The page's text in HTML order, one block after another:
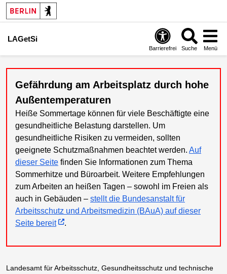
LAGetSi
Barrierefrei Suche Menü
Gefährdung am Arbeitsplatz durch hohe
Außentemperaturen
Heiße Sommertage können für viele Beschäftigte eine
gesundheitliche Belastung darstellen. Um
gesundheitliche Risiken zu vermeiden, sollten
geeignete Schutzmaßnahmen beachtet werden. Auf
dieser Seite finden Sie Informationen zum Thema
Sommerhitze und Büroarbeit. Weitere Empfehlungen
zum Arbeiten an heißen Tagen – sowohl im Freien als
auch in Gebäuden – stellt die Bundesanstalt für
Arbeitsschutz und Arbeitsmedizin (BAuA) auf dieser
Seite bereit
.
Landesamt für Arbeits­schutz, Gesundheitsschutz und technische